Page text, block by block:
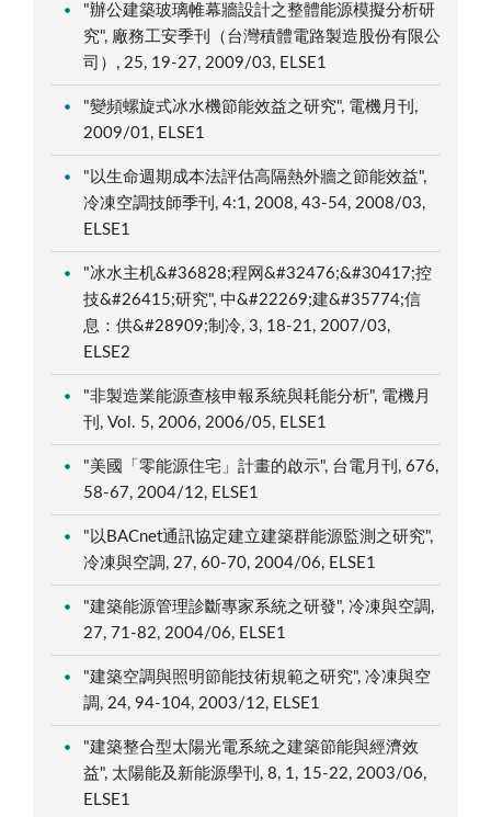
"辦公建築玻璃帷幕牆設計之整體能源模擬分析研
究", 廠務工安季刊（台灣積體電路製造股份有限公
司）, 25, 19-27, 2009/03, ELSE1
"變頻螺旋式冰水機節能效益之研究", 電機月刊,
2009/01, ELSE1
"以生命週期成本法評估高隔熱外牆之節能效益",
冷凍空調技師季刊, 4:1, 2008, 43-54, 2008/03,
ELSE1
"冰水主机&#36828;程网&#32476;&#30417;控
技&#26415;研究", 中&#22269;建&#35774;信
息：供&#28909;制冷, 3, 18-21, 2007/03,
ELSE2
"非製造業能源查核申報系統與耗能分析", 電機月
刊, Vol. 5, 2006, 2006/05, ELSE1
"美國「零能源住宅」計畫的啟示", 台電月刊, 676,
58-67, 2004/12, ELSE1
"以BACnet通訊協定建立建築群能源監測之研究",
冷凍與空調, 27, 60-70, 2004/06, ELSE1
"建築能源管理診斷專家系統之研發", 冷凍與空調,
27, 71-82, 2004/06, ELSE1
"建築空調與照明節能技術規範之研究", 冷凍與空
調, 24, 94-104, 2003/12, ELSE1
"建築整合型太陽光電系統之建築節能與經濟效
益", 太陽能及新能源學刊, 8, 1, 15-22, 2003/06,
ELSE1